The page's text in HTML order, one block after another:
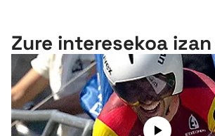
Zure interesekoa